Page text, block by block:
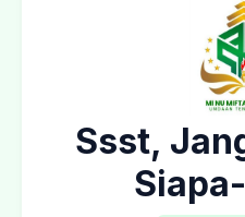
Ssst,